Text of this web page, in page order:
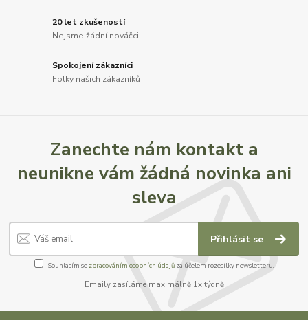
20 let zkušeností
Nejsme žádní nováčci
Spokojení zákazníci
Fotky našich zákazníků
Zanechte nám kontakt a
neunikne vám žádná novinka ani
sleva
Přihlásit se
Souhlasím se zpracováním osobních údajůza účelem rozesílky newsletteru.
Emaily zasíláme maximálně 1x týdně